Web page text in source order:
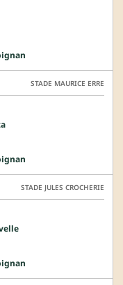
STADE MAURICE ERRE
STADE JULES CROCHERIE